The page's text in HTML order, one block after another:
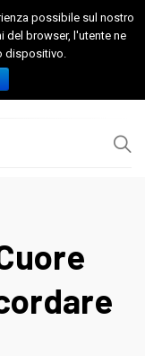
nella Capitanata
possibile sul nostro
del browser, l'utente ne
dispositivo.